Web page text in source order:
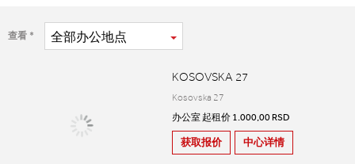
查看 全部办公地点
KOSOVSKA 27
Kosovska 27
办公室 起租价 1.000,00 RSD
获取报价 中心详情